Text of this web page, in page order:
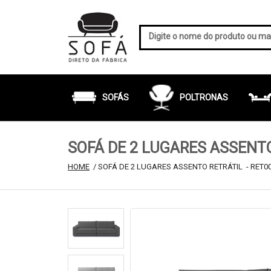
SOFÁS POLTRONAS
SOFÁ DE 2 LUGARES
HOME / SOFÁ DE 2 LUGARES ASSENTO RETRÁTIL  -